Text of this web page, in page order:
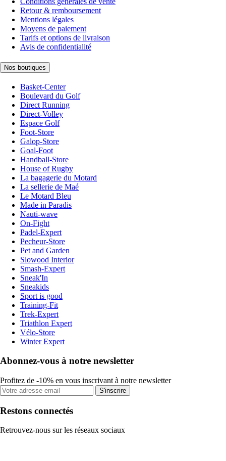
Retour & remboursement
Mentions légales
Moyens de paiement
Tarifs et options de livraison
Avis de confidentialité
Nos boutiques
Basket-Center
Boulevard du Golf
Direct Running
Direct-Volley
Espace Golf
Foot-Store
Galop-Store
Goal-Foot
Handball-Store
House of Rugby
La bagagerie du Motard
La sellerie de Maé
Le Motard Bleu
Made in Paradis
Nauti-wave
On-Fight
Padel-Expert
Pecheur-Store
Pet and Garden
Slowood Interior
Smash-Expert
Sneak'In
Sneakids
Sport is good
Training-Fit
Trek-Expert
Triathlon Expert
Vélo-Store
Winter Expert
Abonnez-vous à notre newsletter
Profitez de -10% en vous inscrivant à notre newsletter
S'inscrire
Restons connectés
Retrouvez-nous sur les réseaux sociaux